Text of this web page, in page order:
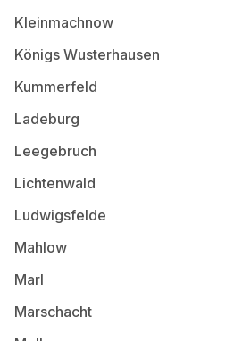
Kleinmachnow
Königs Wusterhausen
Kummerfeld
Ladeburg
Leegebruch
Lichtenwald
Ludwigsfelde
Mahlow
Marl
Marschacht